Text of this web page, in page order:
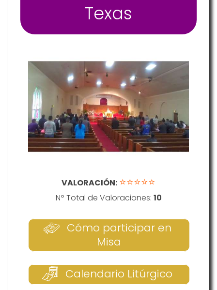
Texas
VALORACIÓN: ⭐⭐⭐⭐⭐
Nº Total de Valoraciones: 10
Cómo participar en
Misa
Calendario Litúrgico